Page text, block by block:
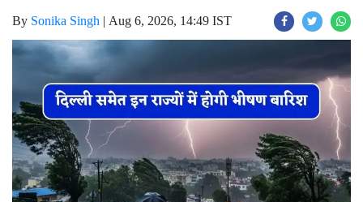
By Sonika Singh | Aug 6, 2026, 14:49 IST